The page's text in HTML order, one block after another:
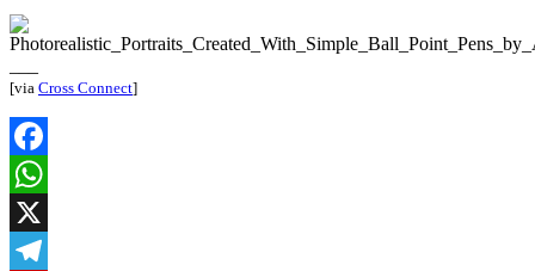
[via Cross Connect]
Facebook
WhatsApp
X